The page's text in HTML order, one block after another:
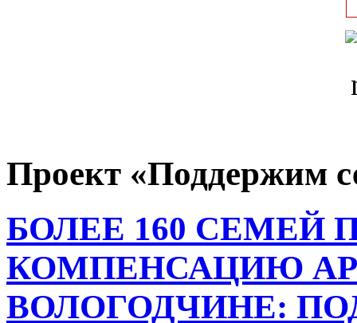
Проект «Поддержим
БОЛЕЕ 160 СЕМЕЙ
КОМПЕНСАЦИЮ
ВОЛОГОДЧИНЕ: